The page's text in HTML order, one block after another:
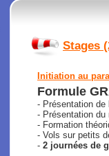
Stages
Initiation au
Formule
- Présentation de
- Présentation du
- Formation
- Vols sur petits
- 2 journées de